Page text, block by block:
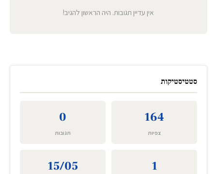
אין עדיין תגובות. היה הראשון להגיב!
סטטיסטיקות
164
צפיות
0
תגובות
1
15/05